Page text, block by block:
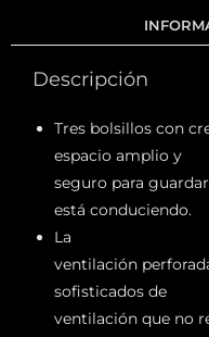
Descripción
Tres bolsillos con
espacio amplio y
seguro para
está conduciendo.
La
ventilación
sofisticados de
ventilación que no